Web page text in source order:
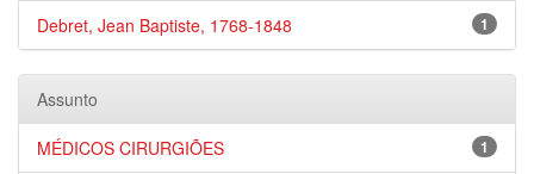
1
Debret, Jean Baptiste, 1768-1848
Assunto
1
MÉDICOS CIRURGIÕES